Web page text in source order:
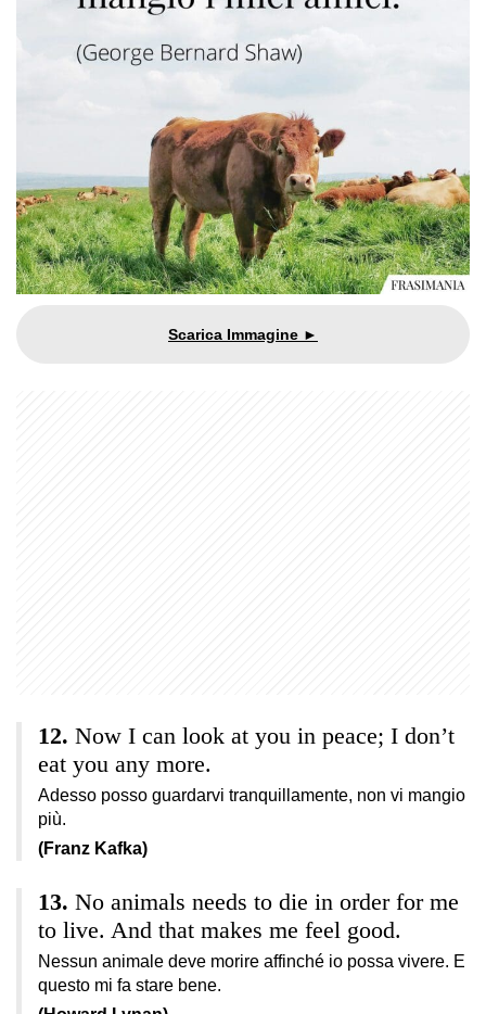
Now I can look at you in peace; I don’t
eat you any more.
Adesso posso guardarvi tranquillamente, non vi mangio
più.
(Franz Kafka)
No animals needs to die in order for me
to live. And that makes me feel good.
Nessun animale deve morire affinché io possa vivere. E
questo mi fa stare bene.